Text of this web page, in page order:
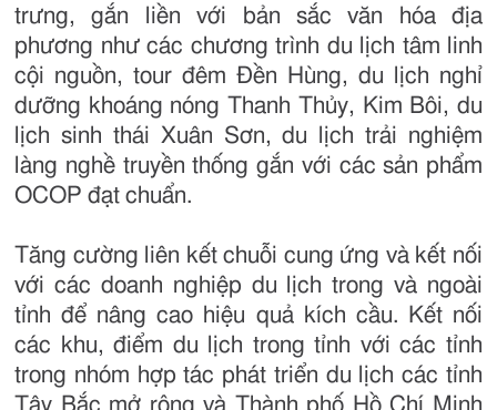
trưng, gắn liền với bản sắc văn hóa địa
phương như các chương trình du lịch tâm linh
cội nguồn, tour đêm Đền Hùng, du lịch nghỉ
dưỡng khoáng nóng Thanh Thủy, Kim Bôi, du
lịch sinh thái Xuân Sơn, du lịch trải nghiệm
làng nghề truyền thống gắn với các sản phẩm
OCOP đạt chuẩn.
Tăng cường liên kết chuỗi cung ứng và kết nối
với các doanh nghiệp du lịch trong và ngoài
tỉnh để nâng cao hiệu quả kích cầu. Kết nối
các khu, điểm du lịch trong tỉnh với các tỉnh
trong nhóm hợp tác phát triển du lịch các tỉnh